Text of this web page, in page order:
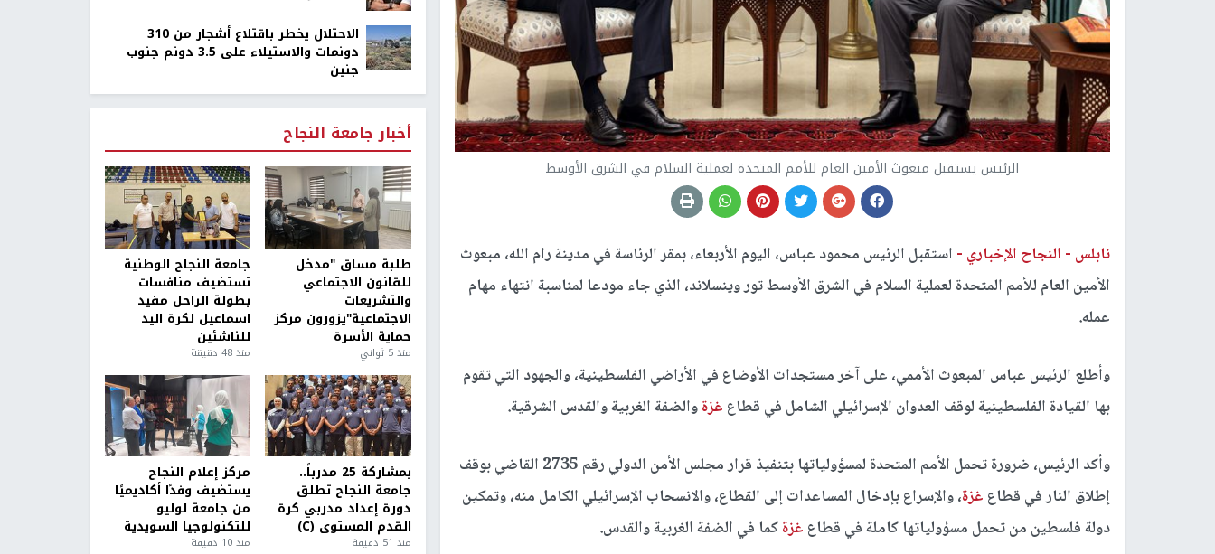
الرئيس يستقبل مبعوث الأمين العام للأمم المتحدة لعملية السلام في الشرق الأوسط
نابلس - النجاح الإخباري - استقبل الرئيس محمود عباس، اليوم الأربعاء، بمقر الرئاسة في مدينة رام الله، مبعوث
الأمين العام للأمم المتحدة لعملية السلام في الشرق الأوسط تور وينسلاند، الذي جاء مودعا لمناسبة انتهاء مهام
عمله.
وأطلع الرئيس عباس المبعوث الأممي، على آخر مستجدات الأوضاع في الأراضي الفلسطينية، والجهود التي تقوم
بها القيادة الفلسطينية لوقف العدوان الإسرائيلي الشامل في قطاع غزةوالضفة الغربية والقدس الشرقية.
وأكد الرئيس، ضرورة تحمل الأمم المتحدة لمسؤولياتها بتنفيذ قرار مجلس الأمن الدولي رقم 2735 القاضي بوقف
إطلاق النار في قطاع غزة، والإسراع بإدخال المساعدات إلى القطاع، والانسحاب الإسرائيلي الكامل منه، وتمكين
دولة فلسطين من تحمل مسؤولياتها كاملة في قطاع غزةكما في الضفة الغربية والقدس.
الاحتلال يخطر باقتلاع أشجار من 310
دونمات والاستيلاء على 3.5 دونم جنوب
جنين
أخبار جامعة النجاح
طلبة مساق "مدخل
للقانون الاجتماعي
والتشريعات
الاجتماعية"يزورون مركز
حماية الأسرة
منذ 5 ثواني
جامعة النجاح الوطنية
تستضيف منافسات
بطولة الراحل مفيد
اسماعيل لكرة اليد
للناشئين
منذ 48 دقيقة
بمشاركة 25 مدرباً..
جامعة النجاح تطلق
دورة إعداد مدربي كرة
القدم المستوى (C)
منذ 51 دقيقة
مركز إعلام النجاح
يستضيف وفدًا أكاديميًا
من جامعة لوليو
للتكنولوجيا السويدية
منذ 10 دقيقة